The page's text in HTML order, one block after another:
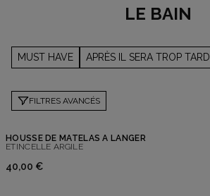
LE BAIN
MUST HAVE APRÈS IL SERA TROP TARD..
FILTRES AVANCÉS
HOUSSE DE MATELAS A LANGER
ETINCELLE ARGILE
40,00 €